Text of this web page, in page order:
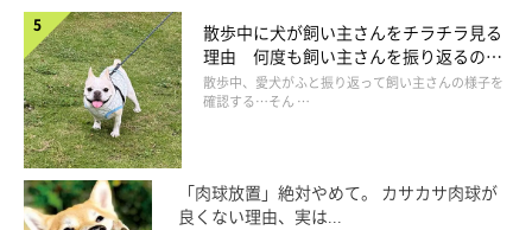
散歩中に犬が飼い主さんをチラチラ見る
理由 何度も飼い主さんを振り返るのは
なぜ？
散歩中、愛犬がふと振り返って飼い主さんの様子を
確認する…そん …
「肉球放置」絶対やめて。 カサカサ肉球が
良くない理由、実は...